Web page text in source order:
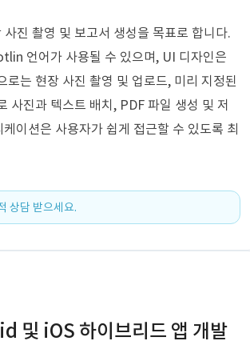
진 촬영 및 보고서 생성을 목표로 합니다.
언어가 사용될 수 있으며, UI 디자인은
는 현장 사진 촬영 및 업로드, 미리 지정된
사진과 텍스트 배치, PDF 파일 생성 및 저
이션은 사용자가 쉽게 접근할 수 있도록 최
상담 받으세요.
및 iOS 하이브리드 앱 개발